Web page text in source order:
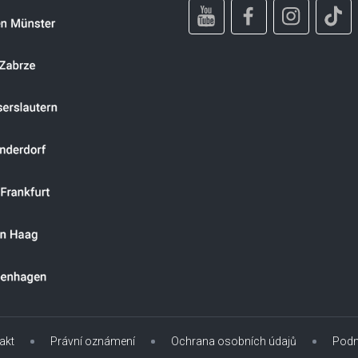
Právní oznámení Ochrana osobních údajů